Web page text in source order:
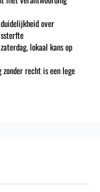
over
lokaal kans op
zonder recht is een lege